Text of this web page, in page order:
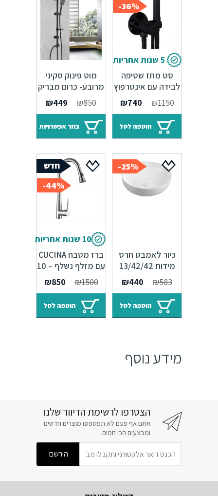
36%-
5 שנות אחריות
סט מתז שטיפה
לבידה עם אינטרפוץ
למים חמים וקרים –
שחור מט
₪1150
המחיר
המקורי
היה:
₪1150.
₪740
הנוכחי
הוא:
₪740.
הוספה לסל
מוט פינוק סקיני
מרובע- כרום מבריק
/ שחור₪850
₪449
בחר אפשרויות
25%-
כיור לאמבט חרס
מידות 13/42/42
מ"מ ₪583
המחיר
המקורי
היה:
₪583.
₪440
הנוכחי
הוא:
₪440.
הוספה לסל
44%-
10 שנות אחריות
ברז מטבח CUCINA
עם מזלף נשלף – 10
שנות אחריות
₪1500
המחיר
המקורי
היה:
₪1500.
₪850
הנוכחי
הוא:
₪850.
הוספה לסל
מידע נוסף
הצטרפו לרשימת הדיוור שלנו
אתם אף פעם לא תפספסו מוצרים חדשים
ומבצעים הכי חמים